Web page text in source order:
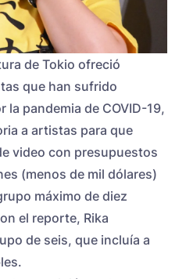
de Tokio ofreció
que han sufrido
pandemia de COVID-19,
a artistas para que
video con presupuestos
(menos de mil dólares)
máximo de diez
el reporte, Rika
de seis, que incluía a